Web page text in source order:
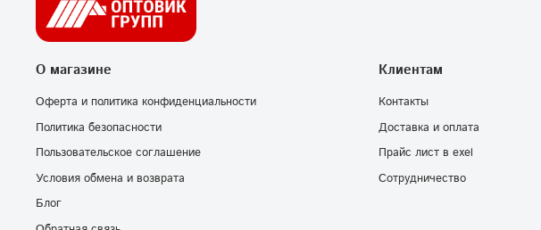
О магазине
Оферта и политика конфиденциальности
Политика безопасности
Пользовательское соглашение
Условия обмена и возврата
Блог
Клиентам
Контакты
Доставка и оплата
Прайс лист в exel
Сотрудничество